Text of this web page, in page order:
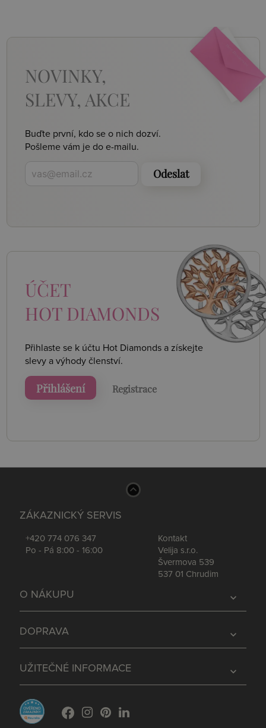
NOVINKY,
SLEVY, AKCE
Buďte první, kdo se o nich dozví.
Pošleme vám je do e-mailu.
Odeslat
ÚČET
HOT DIAMONDS
Přihlaste se k účtu Hot Diamonds a získejte
slevy a výhody členství.
Přihlášení Registrace
ZÁKAZNICKÝ SERVIS
+420 774 076 347
Po - Pá 8:00 - 16:00
Kontakt
Velija s.r.o.
Švermova 539
537 01 Chrudim
expand_more
O NÁKUPU
expand_more
DOPRAVA
expand_more
UŽITEČNÉ INFORMACE